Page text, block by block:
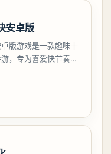
安卓版
版游戏是一款趣味十
，专为喜爱快节奏战